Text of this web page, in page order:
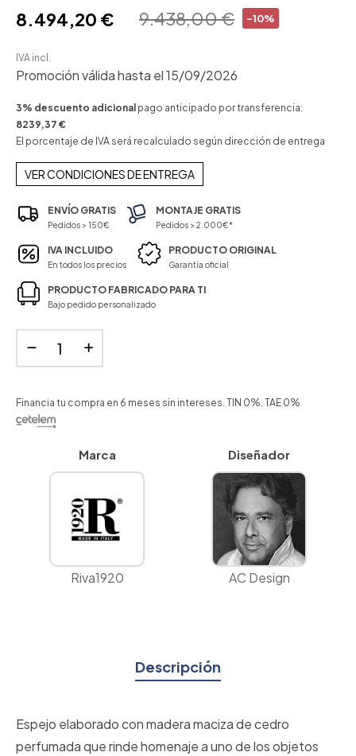
-10%
9.438,00 €
8.494,20 €
IVA incl.
Promoción válida hasta el 15/09/2026
3% descuento adicional pago anticipado por transferencia:
8239,37 €
El porcentaje de IVA será recalculado según dirección de entrega
VER CONDICIONES DE ENTREGA
ENVÍO GRATIS
Pedidos > 150€
MONTAJE GRATIS
Pedidos > 2.000€*
IVA INCLUIDO
En todos los precios
PRODUCTO ORIGINAL
Garantía oficial
PRODUCTO FABRICADO PARA TI
Bajo pedido personalizado
Financia tu compra en 6 meses sin intereses. TIN 0%. TAE 0%
Marca
Riva1920
Diseñador
AC Design
Descripción
Espejo elaborado con madera maciza de cedro
perfumada que rinde homenaje a uno de los objetos